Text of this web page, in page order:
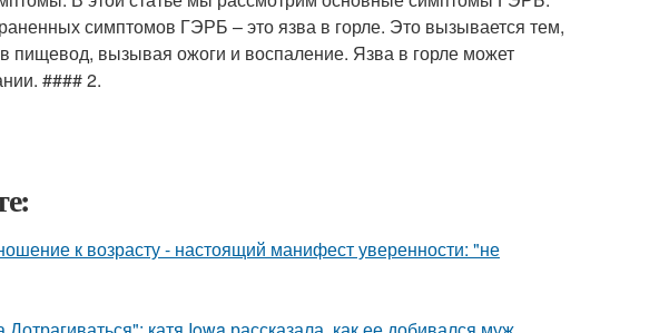
симптомов ГЭРБ – это язва в горле. Это вызывается тем,
пищевод, вызывая ожоги и воспаление. Язва в горле может
#### 2.
к возрасту - настоящий манифест уверенности: "не